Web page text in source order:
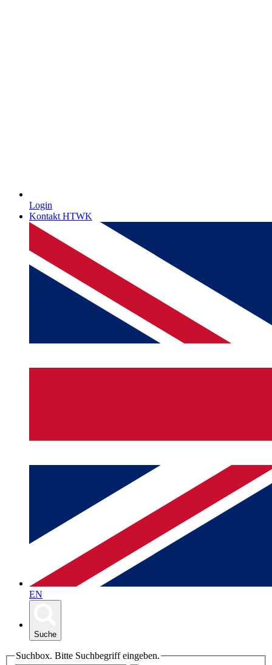
Login
Kontakt HTWK
EN
Suche
Suchbox. Bitte Suchbegriff eingeben.